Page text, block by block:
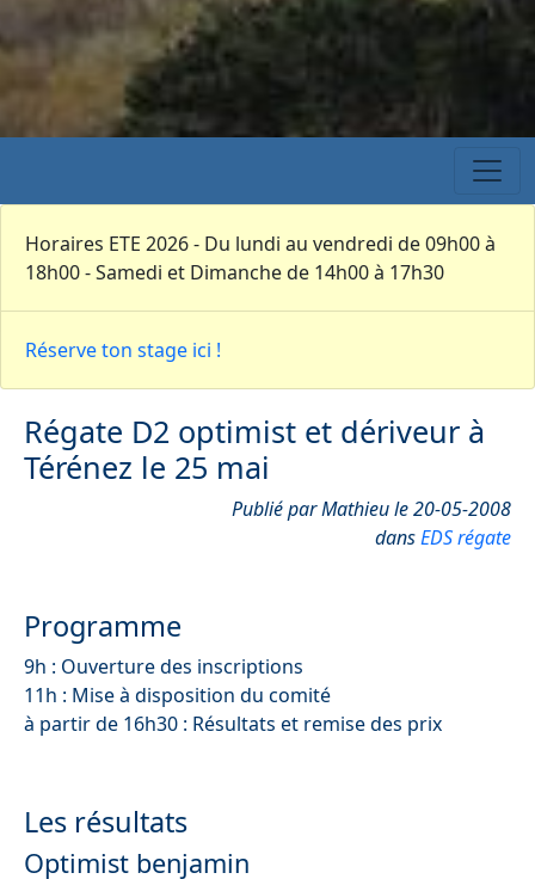
Horaires ETE 2026 - Du lundi au vendredi de 09h00 à
18h00 - Samedi et Dimanche de 14h00 à 17h30
Réserve ton stage ici !
Régate D2 optimist et dériveur à
Térénez le 25 mai
Publié par Mathieu le 20-05-2008
dansEDS régate
Programme
9h : Ouverture des inscriptions
11h : Mise à disposition du comité
à partir de 16h30 : Résultats et remise des prix
Les résultats
Optimist benjamin